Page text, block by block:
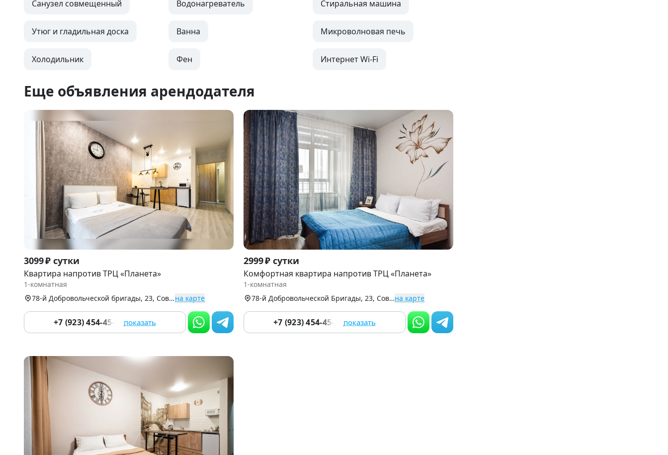
Санузел совмещенный Водонагреватель Стиральная машина
Утюг и гладильная доска Ванна Микроволновая печь
Холодильник Фен Интернет Wi-Fi
Еще объявления арендодателя
Item
1
of
3099 ₽ сутки
Квартира напротив ТРЦ «Планета»
1-комнатная
78-й Добровольческой бригады, 23, Советский р-н (Взлетка)на карте
+7 (923) 454-45-44 показать
Item
1
of
2999 ₽ сутки
Комфортная квартира напротив ТРЦ «Планета»
1-комнатная
78-й Добровольческой Бригады, 23, Советский р-н (Взлетка)на карте
+7 (923) 454-45-44 показать